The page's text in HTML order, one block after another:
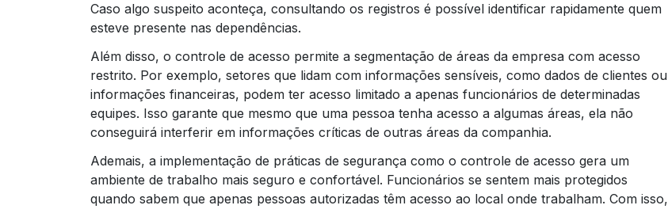
Caso algo suspeito aconteça, consultando os registros é possível identificar rapidamente quem
esteve presente nas dependências.
Além disso, o controle de acesso permite a segmentação de áreas da empresa com acesso
restrito. Por exemplo, setores que lidam com informações sensíveis, como dados de clientes ou
informações financeiras, podem ter acesso limitado a apenas funcionários de determinadas
equipes. Isso garante que mesmo que uma pessoa tenha acesso a algumas áreas, ela não
conseguirá interferir em informações críticas de outras áreas da companhia.
Ademais, a implementação de práticas de segurança como o controle de acesso gera um
ambiente de trabalho mais seguro e confortável. Funcionários se sentem mais protegidos
quando sabem que apenas pessoas autorizadas têm acesso ao local onde trabalham. Com isso,